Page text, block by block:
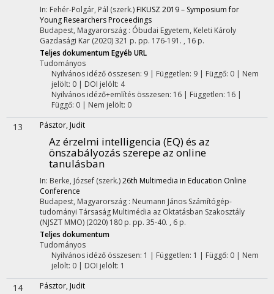
In: Fehér-Polgár, Pál (szerk.) FIKUSZ 2019 – Symposium for
Young Researchers Proceedings
Budapest, Magyarország : Óbudai Egyetem, Keleti Károly
Gazdasági Kar (2020)321 p. pp. 176-191. , 16 p.
Teljes dokumentumEgyéb URL
Tudományos
Nyilvános idéző összesen: 9| Független: 9 | Függő: 0 | Nem
jelölt: 0 | DOI jelölt: 4
Nyilvános idéző+említés összesen: 16| Független: 16 |
Függő: 0 | Nem jelölt: 0
13 Pásztor, Judit
Az érzelmi intelligencia (EQ) és az
önszabályozás szerepe az online
tanulásban
In: Berke, József (szerk.)26th Multimedia in Education Online
Conference
Budapest, Magyarország : Neumann János Számítógép-
tudományi Társaság Multimédia az Oktatásban Szakosztály
(NJSZT MMO) (2020) 180 p. pp. 35-40. , 6 p.
Teljes dokumentum
Tudományos
Nyilvános idéző összesen: 1 | Független: 1 | Függő: 0 | Nem
jelölt: 0 | DOI jelölt: 1
14 Pásztor, Judit